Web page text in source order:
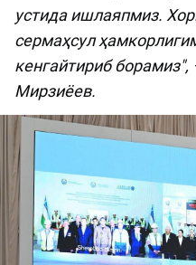
устида ишлаяпмиз.
сермаҳсул
кенгайтириб
Мирзиёев.